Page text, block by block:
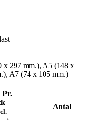
x 297 mm.), A5 (148 x
A7 (74 x 105 mm.)
Pr.
Antal